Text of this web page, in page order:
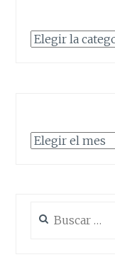
Categorías
Archivos